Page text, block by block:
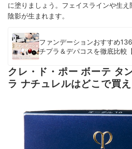
に塗りましょう。フェイスラインや生
陰影が生まれます。
ファンデーションおすすめ
チプラ＆デパコスを徹底比較
クレ・ド・ポー ボーテ タ
ラ ナチュレルはどこで買